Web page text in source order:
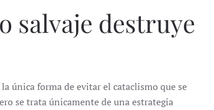
salvaje destruye
única forma de evitar el cataclismo que se
se trata únicamente de una estrategia